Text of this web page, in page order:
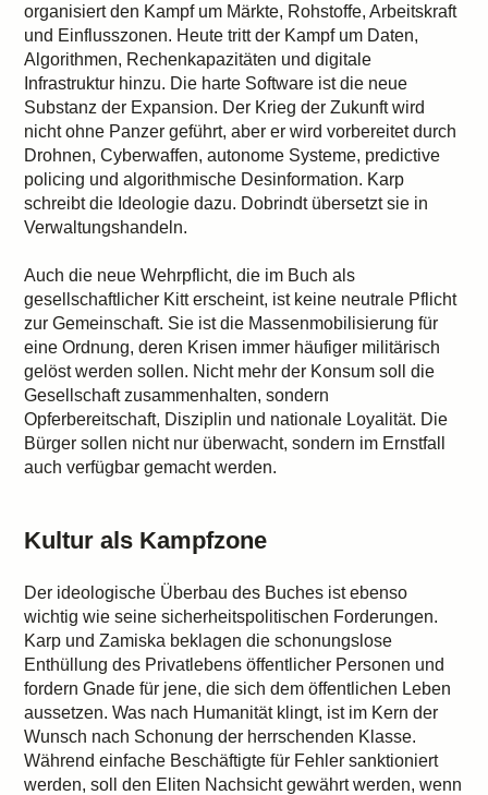
organisiert den Kampf um Märkte, Rohstoffe, Arbeitskraft
und Einflusszonen. Heute tritt der Kampf um Daten,
Algorithmen, Rechenkapazitäten und digitale
Infrastruktur hinzu. Die harte Software ist die neue
Substanz der Expansion. Der Krieg der Zukunft wird
nicht ohne Panzer geführt, aber er wird vorbereitet durch
Drohnen, Cyberwaffen, autonome Systeme, predictive
policing und algorithmische Desinformation. Karp
schreibt die Ideologie dazu. Dobrindt übersetzt sie in
Verwaltungshandeln.
Auch die neue Wehrpflicht, die im Buch als
gesellschaftlicher Kitt erscheint, ist keine neutrale Pflicht
zur Gemeinschaft. Sie ist die Massenmobilisierung für
eine Ordnung, deren Krisen immer häufiger militärisch
gelöst werden sollen. Nicht mehr der Konsum soll die
Gesellschaft zusammenhalten, sondern
Opferbereitschaft, Disziplin und nationale Loyalität. Die
Bürger sollen nicht nur überwacht, sondern im Ernstfall
auch verfügbar gemacht werden.
Kultur als Kampfzone
Der ideologische Überbau des Buches ist ebenso
wichtig wie seine sicherheitspolitischen Forderungen.
Karp und Zamiska beklagen die schonungslose
Enthüllung des Privatlebens öffentlicher Personen und
fordern Gnade für jene, die sich dem öffentlichen Leben
aussetzen. Was nach Humanität klingt, ist im Kern der
Wunsch nach Schonung der herrschenden Klasse.
Während einfache Beschäftigte für Fehler sanktioniert
werden, soll den Eliten Nachsicht gewährt werden, wenn